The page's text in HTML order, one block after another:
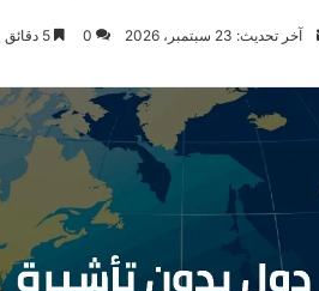
أرسل
إلكترونيا
آخر تحديث: 23 سبتمبر، 2026 0